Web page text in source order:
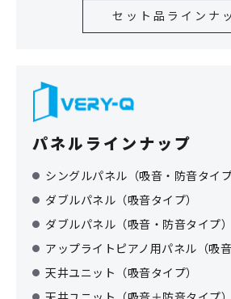
セット品ラインナ
パネルラインナップ
シングルパネル（吸音・防音タイプ
ダブルパネル（吸音タイプ）
ダブルパネル（吸音・防音タイプ）
アップライトピアノ用パネル（吸音
天井ユニット（吸音タイプ）